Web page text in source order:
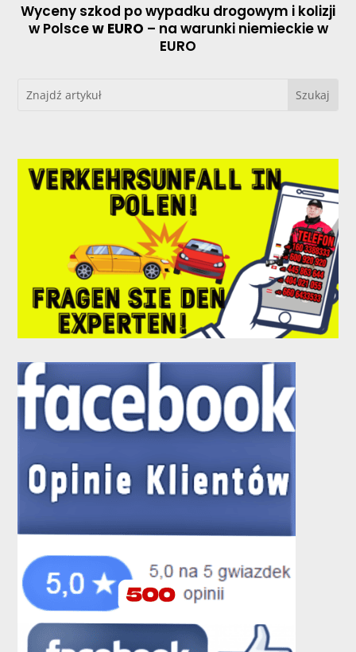
Wyceny szkod po wypadku drogowym i kolizji
w Polscew EURO – na warunki niemieckie w
EURO